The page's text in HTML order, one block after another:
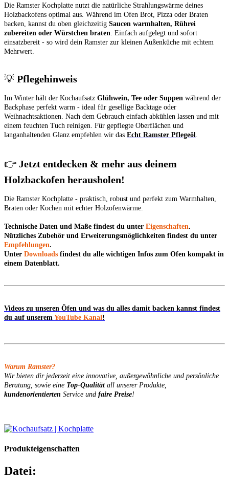
Die Ramster Kochplatte nutzt die natürliche Strahlungswärme deines
Holzbackofens optimal aus. Während im Ofen Brot, Pizza oder Braten
backen, kannst du oben gleichzeitig Saucen warmhalten, Rührei
zubereiten oder Würstchen braten . Einfach aufgelegt und sofort
einsatzbereit - so wird dein Ramster zur kleinen Außenküche mit echtem
Mehrwert.
💡 Pflegehinweis
Im Winter hält der Kochaufsatz Glühwein, Tee oder Suppen während der
Backphase perfekt warm - ideal für gesellige Backtage oder
Weihnachtsaktionen. Nach dem Gebrauch einfach abkühlen lassen und mit
einem feuchten Tuch reinigen. Für gepflegte Oberflächen und
langanhaltenden Glanz empfehlen wir das Echt Ramster Pflegeöl
👉 Jetzt entdecken & mehr aus deinem
Holzbackofen herausholen!
Die Ramster Kochplatte - praktisch, robust und perfekt zum Warmhalten,
Braten oder Kochen mit echter Holzofenwärme.
Technische Daten und Maße findest du unter Eigenschaften.
Nützliches Zubehör und Erweiterungsmöglichkeiten findest du unter
Empfehlungen.
Unter Downloads findest du alle wichtigen Infos zum Ofen kompakt in
einem Datenblatt.
Videos zu unseren Öfen und was du alles damit backen kannst findest
du auf unserem YouTube Kanal !
Warum Ramster?
Wir bieten dir jederzeit eine innovative, außergewöhnliche und persönliche
Beratung, sowie eine Top-Qualitätall unserer Produkte,
kundenorientierten Service und faire Preise!
Produkteigenschaften
Datei: